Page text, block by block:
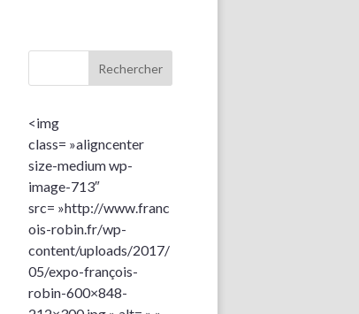
<img
class= »aligncenter
size-medium wp-
image-713″
src= »http://www.franc
ois-robin.fr/wp-
content/uploads/2017/
05/expo-françois-
robin-600×848-